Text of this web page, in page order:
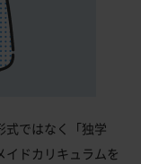
式ではなく「独学
ドカリキュラムを